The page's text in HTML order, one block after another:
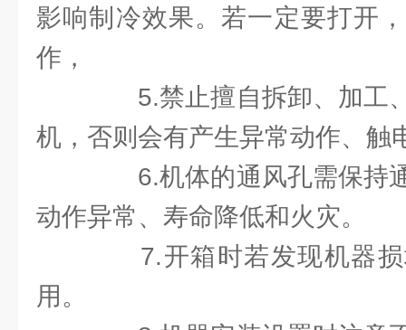
影响制冷效果。若一定要打开
作，
5.禁止擅自拆卸、加工
机，否则会有产生异常动作、触
6.机体的通风孔需保持
动作异常、寿命降低和火灾。
7.开箱时若发现机器损
用。